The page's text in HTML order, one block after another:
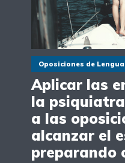
Oposiciones de
Aplicar las
la
a las
alcanzar el
preparando